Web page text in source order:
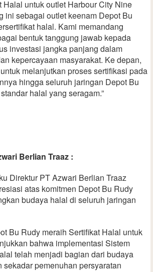
Halal untuk outlet Harbour City Nine
ini sebagai outlet keenam Depot Bu
halal. Kami memandang
bentuk tanggung jawab kepada
investasi jangka panjang dalam
kepercayaan masyarakat. Ke depan,
melanjutkan proses sertifikasi pada
hingga seluruh jaringan Depot Bu
halal yang seragam.”
Berlian Traaz :
Direktur PT Azwari Berlian Traaz
atas komitmen Depot Bu Rudy
budaya halal di seluruh jaringan
Bu Rudy meraih Sertifikat Halal untuk
bahwa implementasi Sistem
telah menjadi bagian dari budaya
sekadar pemenuhan persyaratan